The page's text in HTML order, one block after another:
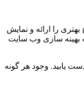
را ارائه و نمایش
بهینه سازی وب سایت
یابید. وجود هر گونه